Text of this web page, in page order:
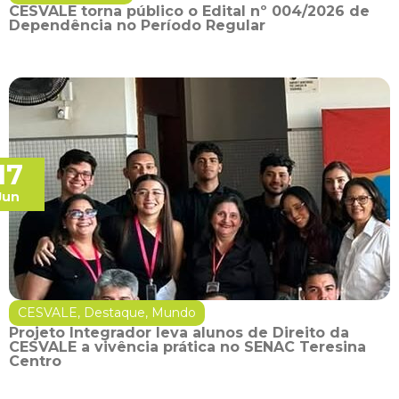
CESVALE torna público o Edital nº 004/2026 de
Dependência no Período Regular
CESVALE, Destaque, Mundo
Projeto Integrador leva alunos de Direito da
CESVALE a vivência prática no SENAC Teresina
Centro